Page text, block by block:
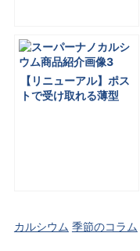
【リニューアル】ポス
トで受け取れる薄型
カルシウム 季節のコラム